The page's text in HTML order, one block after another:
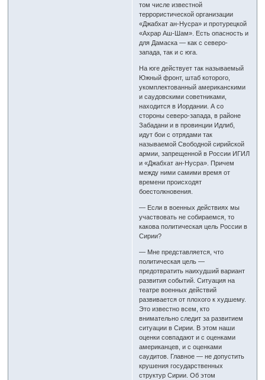
том числе известной
террористической организации
«Джабхат ан-Нусра» и протурецкой
«Ахрар Аш-Шам». Есть опасность и
для Дамаска — как с северо-
запада, так и с юга.
На юге действует так называемый
Южный фронт, штаб которого,
укомплектованный американскими
и саудовскими советниками,
находится в Иордании. А со
стороны северо-запада, в районе
Забадани и в провинции Идлиб,
идут бои с отрядами так
называемой Свободной сирийской
армии, запрещенной в России ИГИЛ
и «Джабхат ан-Нусра». Причем
между ними самими время от
времени происходят
боестолкновения.
— Если в военных действиях мы
участвовать не собираемся, то
какова политическая цель России в
Сирии?
— Мне представляется, что
политическая цель —
предотвратить наихудший вариант
развития событий. Ситуация на
театре военных действий
развивается от плохого к худшему.
Это известно всем, кто
внимательно следит за развитием
ситуации в Сирии. В этом наши
оценки совпадают и с оценками
американцев, и с оценками
саудитов. Главное — не допустить
крушения государственных
структур Сирии. Об этом